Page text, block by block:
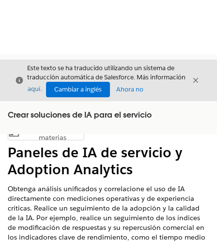
Cerrar
Este texto se ha traducido utilizando un sistema de
traducción automática de Salesforce. Más información
aquí. Cambiar a inglés Ahora no
Cerrar
Crear soluciones de IA para el servicio
Mostrar índice de materias
materias
Paneles de IA de servicio y
Adoption Analytics
Obtenga análisis unificados y correlacione el uso de IA
directamente con mediciones operativas y de experiencia
críticas. Realice un seguimiento de la adopción y la calidad
de la IA. Por ejemplo, realice un seguimiento de los índices
de modificación de respuestas y su repercusión comercial en
los indicadores clave de rendimiento, como el tiempo medio